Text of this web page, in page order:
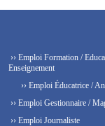
›› Emploi Formation /
Enseignement
›› Emploi Éducatrice /
›› Emploi Gestionnaire /
›› Emploi Journaliste